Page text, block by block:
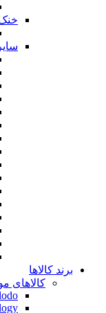
سایر
برند کالاها
کالاهای